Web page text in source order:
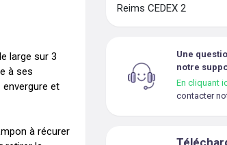
large sur 3
à ses
et
à récurer
Reims CEDEX 2
Une
notre
En cliquant
contacter